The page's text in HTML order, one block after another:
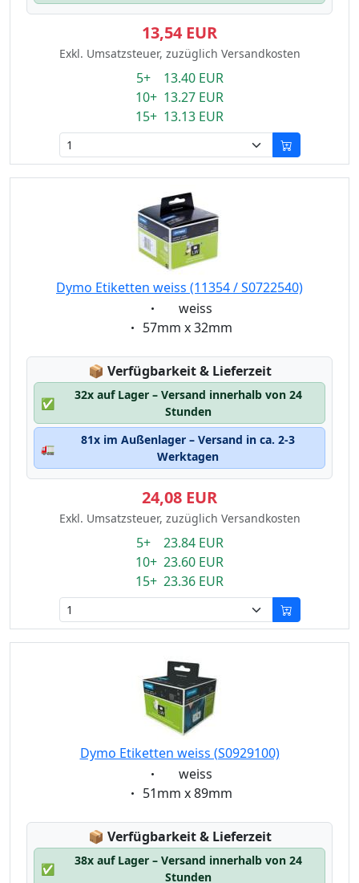
13,54 EUR
Exkl. Umsatzsteuer, zuzüglich Versandkosten
5+ 13.40 EUR
10+ 13.27 EUR
15+ 13.13 EUR
Dymo Etiketten weiss (11354 / S0722540)
Eigenschaft:
weiss
Eigenschaft:
57mm x 32mm
📦 Lagerstatus:
Verfügbarkeit & Lieferzeit
✅
32x auf Lager – Versand innerhalb von 24
Stunden
🚛
81x im Außenlager – Versand in ca. 2-3
Werktagen
24,08 EUR
Exkl. Umsatzsteuer, zuzüglich Versandkosten
5+ 23.84 EUR
10+ 23.60 EUR
15+ 23.36 EUR
Dymo Etiketten weiss (S0929100)
Eigenschaft:
weiss
Eigenschaft:
51mm x 89mm
📦 Lagerstatus:
Verfügbarkeit & Lieferzeit
✅
38x auf Lager – Versand innerhalb von 24
Stunden